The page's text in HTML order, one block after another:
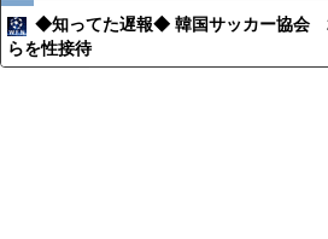
◆知ってた遅報◆ 韓国サッカー協会
らを性接待